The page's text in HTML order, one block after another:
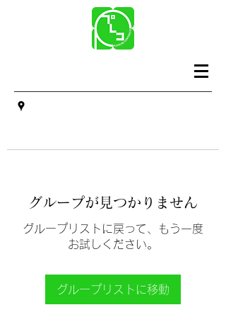
グループが見つかりません
グループリストに戻って、もう一度
お試しください。
グループリストに移動